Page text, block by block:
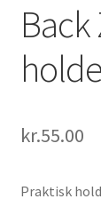
kr.55.00
Praktisk